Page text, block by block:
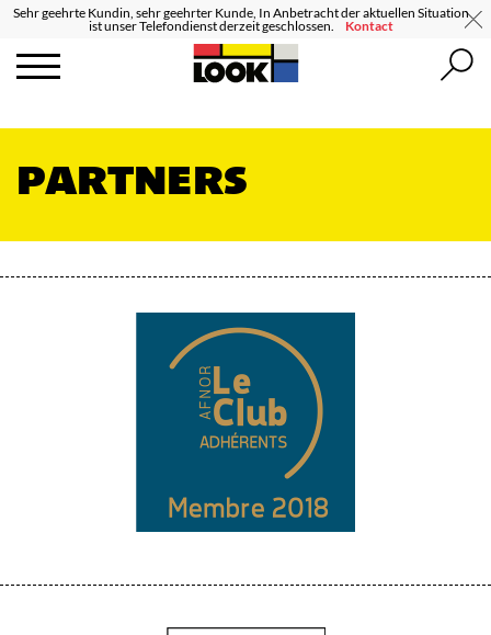
Sehr geehrte Kundin, sehr geehrter Kunde, In Anbetracht der aktuellen Situation
ist unser Telefondienst derzeit geschlossen.
Kontact
PARTNERS